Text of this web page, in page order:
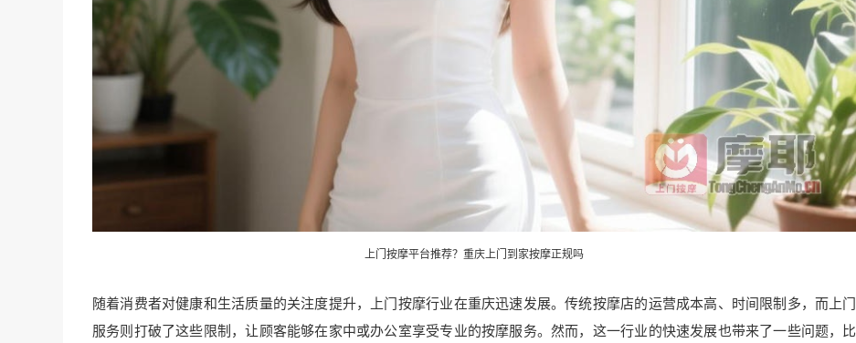
上门按摩平台推荐？重庆上门到家按摩正规吗
随着消费者对健康和生活质量的关注度提升，上门按摩行业在重庆迅速发展。传统按摩店的运营成本高、时间限制多，而上门
服务则打破了这些限制，让顾客能够在家中或办公室享受专业的按摩服务。然而，这一行业的快速发展也带来了一些问题，比